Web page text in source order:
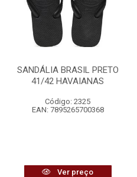
SANDÁLIA BRASIL PRETO
41/42 HAVAIANAS
Código: 2325
EAN: 7895265700368
Ver preço